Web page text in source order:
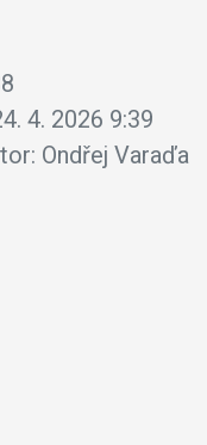
4. 2026 9:39
Ondřej Varaďa